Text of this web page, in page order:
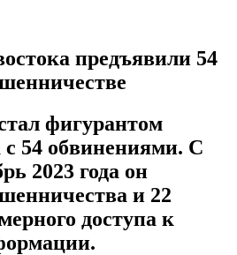
предъявили 54
фигурантом
с 54 обвинениями. С
2023 года он
и 22
доступа к